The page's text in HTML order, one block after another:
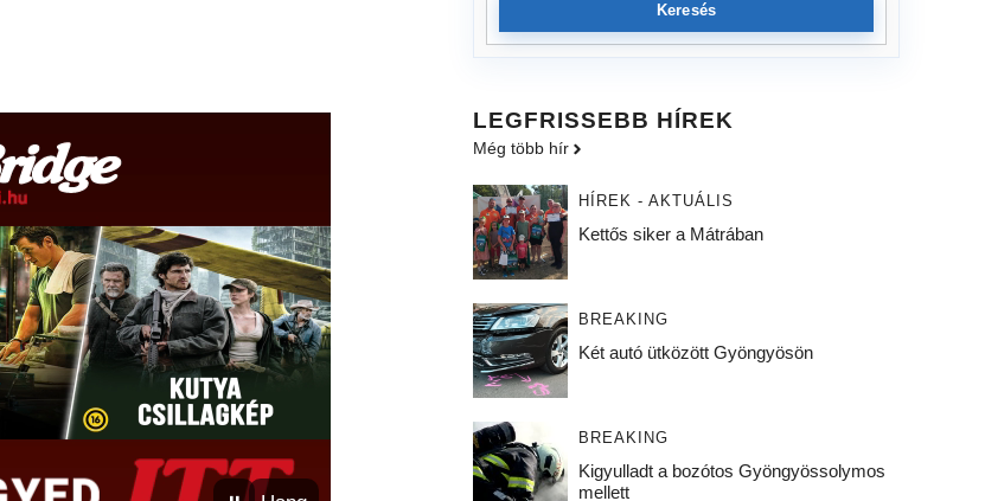
Keresés
LEGFRISSEBB HÍREK
Még több hír
HÍREK - AKTUÁLIS
Kettős siker a Mátrában
BREAKING
Két autó ütközött Gyöngyösön
BREAKING
Kigyulladt a bozótos Gyöngyössolymos
mellett